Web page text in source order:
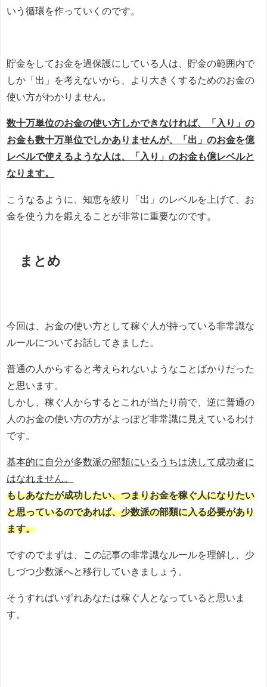
いう循環を作っていくのです。
貯金をしてお金を過保護にしている人は、貯金の範囲内で
しか「出」を考えないから、より大きくするためのお金の
使い方がわかりません。
数十万単位のお金の使い方しかできなければ、「入り」の
お金も数十万単位でしかありませんが、「出」のお金を億
レベルで使えるような人は、「入り」のお金も億レベルと
なります。
こうなるように、知恵を絞り「出」のレベルを上げて、お
金を使う力を鍛えることが非常に重要なのです。
まとめ
今回は、お金の使い方として稼ぐ人が持っている非常識な
ルールについてお話してきました。
普通の人からすると考えられないようなことばかりだった
と思います。
しかし、稼ぐ人からするとこれが当たり前で、逆に普通の
人のお金の使い方の方がよっぽど非常識に見えているわけ
です。
基本的に自分が多数派の部類にいるうちは決して成功者に
はなれません。
もしあなたが成功したい、つまりお金を稼ぐ人になりたい
と思っているのであれば、少数派の部類に入る必要があり
ます。
ですのでまずは、この記事の非常識なルールを理解し、少
しづつ少数派へと移行していきましょう。
そうすればいずれあなたは稼ぐ人となっていると思いま
す。